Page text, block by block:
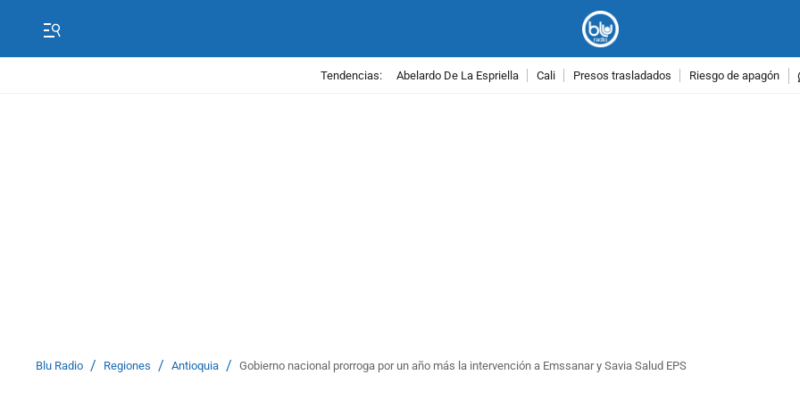
Tendencias: Abelardo De La Espriella Cali Presos trasladados Riesgo de apagón
Blu Radio / Regiones / Antioquia / Gobierno nacional prorroga por un año más la intervención a Emssanar y Savia Salud EPS